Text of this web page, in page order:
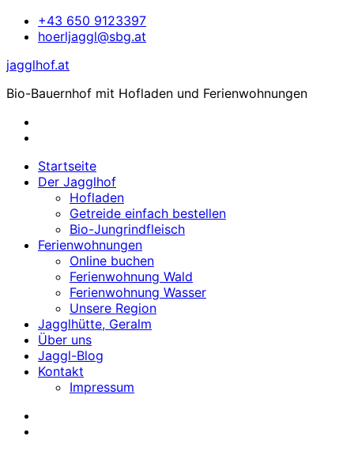
Zum
Inhalt
+43 650 9123397
hoerljaggl@sbg.at
jagglhof.at
Bio-Bauernhof mit Hofladen und Ferienwohnungen
Startseite
Der Jagglhof
Hofladen
Getreide einfach bestellen
Bio-Jungrindfleisch
Ferienwohnungen
Online buchen
Ferienwohnung Wald
Ferienwohnung Wasser
Unsere Region
Jagglhütte, Geralm
Über uns
Jaggl-Blog
Kontakt
Impressum